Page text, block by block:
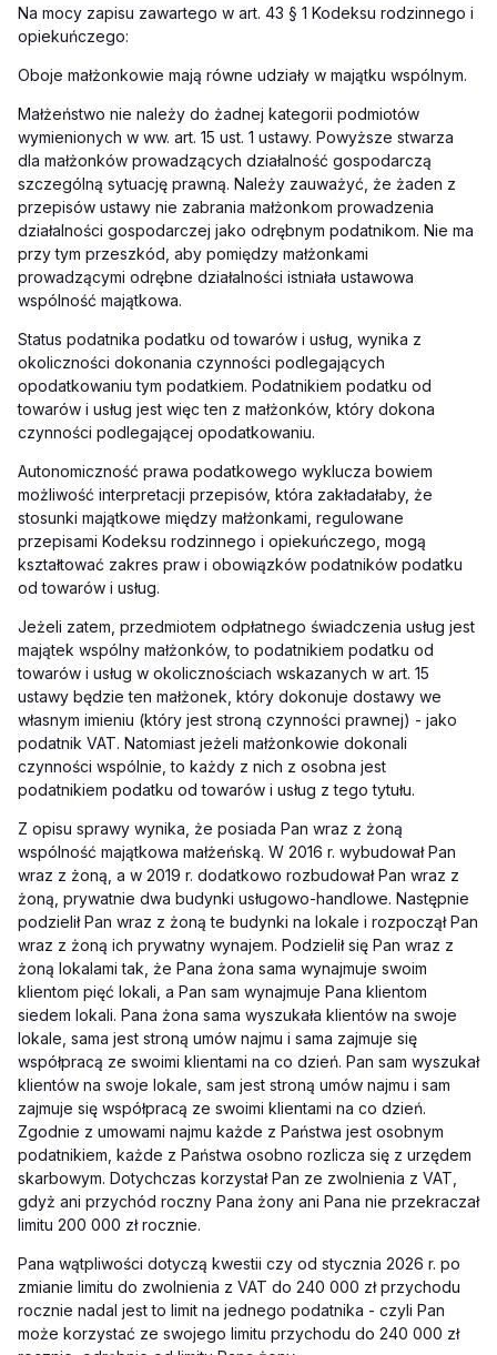
Na mocy zapisu zawartego w art. 43 § 1 Kodeksu rodzinnego i
opiekuńczego:
Oboje małżonkowie mają równe udziały w majątku wspólnym.
Małżeństwo nie należy do żadnej kategorii podmiotów
wymienionych w ww. art. 15 ust. 1 ustawy. Powyższe stwarza
dla małżonków prowadzących działalność gospodarczą
szczególną sytuację prawną. Należy zauważyć, że żaden z
przepisów ustawy nie zabrania małżonkom prowadzenia
działalności gospodarczej jako odrębnym podatnikom. Nie ma
przy tym przeszkód, aby pomiędzy małżonkami
prowadzącymi odrębne działalności istniała ustawowa
wspólność majątkowa.
Status podatnika podatku od towarów i usług, wynika z
okoliczności dokonania czynności podlegających
opodatkowaniu tym podatkiem. Podatnikiem podatku od
towarów i usług jest więc ten z małżonków, który dokona
czynności podlegającej opodatkowaniu.
Autonomiczność prawa podatkowego wyklucza bowiem
możliwość interpretacji przepisów, która zakładałaby, że
stosunki majątkowe między małżonkami, regulowane
przepisami Kodeksu rodzinnego i opiekuńczego, mogą
kształtować zakres praw i obowiązków podatników podatku
od towarów i usług.
Jeżeli zatem, przedmiotem odpłatnego świadczenia usług jest
majątek wspólny małżonków, to podatnikiem podatku od
towarów i usług w okolicznościach wskazanych w art. 15
ustawy będzie ten małżonek, który dokonuje dostawy we
własnym imieniu (który jest stroną czynności prawnej) - jako
podatnik VAT. Natomiast jeżeli małżonkowie dokonali
czynności wspólnie, to każdy z nich z osobna jest
podatnikiem podatku od towarów i usług z tego tytułu.
Z opisu sprawy wynika, że posiada Pan wraz z żoną
wspólność majątkowa małżeńską. W 2016 r. wybudował Pan
wraz z żoną, a w 2019 r. dodatkowo rozbudował Pan wraz z
żoną, prywatnie dwa budynki usługowo-handlowe. Następnie
podzielił Pan wraz z żoną te budynki na lokale i rozpoczął Pan
wraz z żoną ich prywatny wynajem. Podzielił się Pan wraz z
żoną lokalami tak, że Pana żona sama wynajmuje swoim
klientom pięć lokali, a Pan sam wynajmuje Pana klientom
siedem lokali. Pana żona sama wyszukała klientów na swoje
lokale, sama jest stroną umów najmu i sama zajmuje się
współpracą ze swoimi klientami na co dzień. Pan sam wyszukał
klientów na swoje lokale, sam jest stroną umów najmu i sam
zajmuje się współpracą ze swoimi klientami na co dzień.
Zgodnie z umowami najmu każde z Państwa jest osobnym
podatnikiem, każde z Państwa osobno rozlicza się z urzędem
skarbowym. Dotychczas korzystał Pan ze zwolnienia z VAT,
gdyż ani przychód roczny Pana żony ani Pana nie przekraczał
limitu 200 000 zł rocznie.
Pana wątpliwości dotyczą kwestii czy od stycznia 2026 r. po
zmianie limitu do zwolnienia z VAT do 240 000 zł przychodu
rocznie nadal jest to limit na jednego podatnika - czyli Pan
może korzystać ze swojego limitu przychodu do 240 000 zł